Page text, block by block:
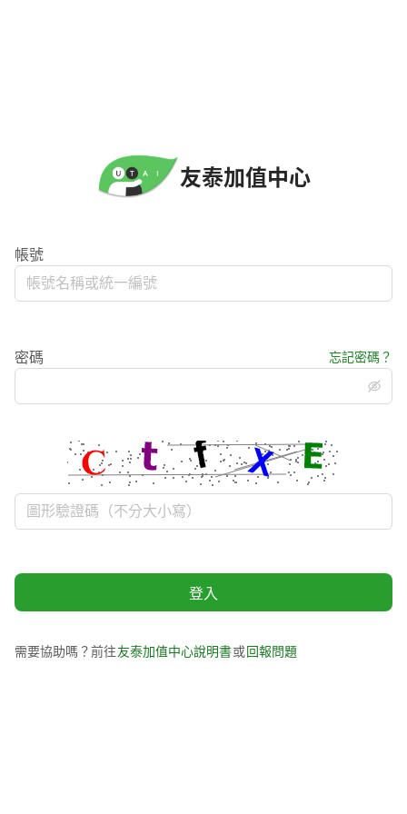
友泰加值中心
帳號
密碼 忘記密碼？
登入
需要協助嗎？前往友泰加值中心說明書或回報問題